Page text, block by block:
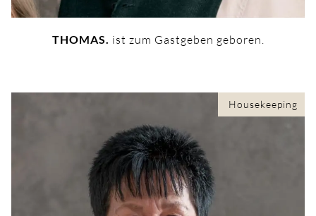
THOMAS. ist zum Gastgeben geboren.
Housekeeping